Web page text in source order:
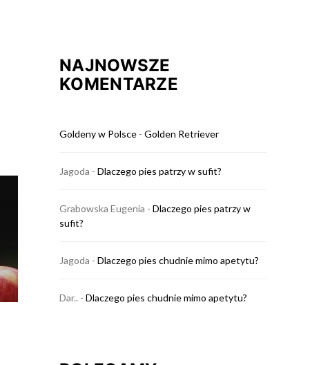
NAJNOWSZE
KOMENTARZE
Goldeny w Polsce - Golden Retriever
Jagoda - Dlaczego pies patrzy w sufit?
Grabowska Eugenia - Dlaczego pies patrzy w
sufit?
Jagoda - Dlaczego pies chudnie mimo apetytu?
Dar.. - Dlaczego pies chudnie mimo apetytu?